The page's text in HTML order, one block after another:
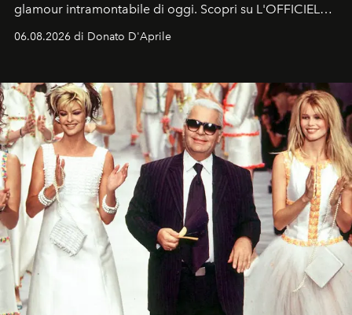
glamour intramontabile di oggi. Scopri su L'OFFICIEL
06.08.2026 di Donato D'Aprile